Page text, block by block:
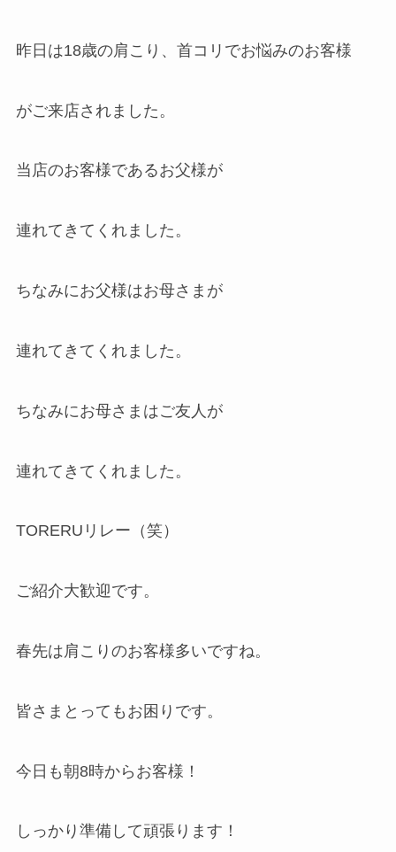
昨日は18歳の肩こり、首コリでお悩みのお客様
がご来店されました。
当店のお客様であるお父様が
連れてきてくれました。
ちなみにお父様はお母さまが
連れてきてくれました。
ちなみにお母さまはご友人が
連れてきてくれました。
TORERUリレー（笑）
ご紹介大歓迎です。
春先は肩こりのお客様多いですね。
皆さまとってもお困りです。
今日も朝8時からお客様！
しっかり準備して頑張ります！